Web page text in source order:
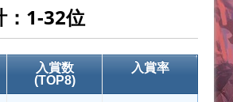
：1-32位
入賞数
(TOP8)
入賞率